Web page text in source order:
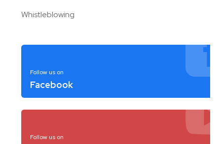
Whistleblowing
Follow us on
Facebook
Follow us on